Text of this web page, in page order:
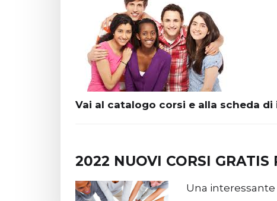
Vai al catalogo corsi e alla scheda di
2022 NUOVI CORSI
Una